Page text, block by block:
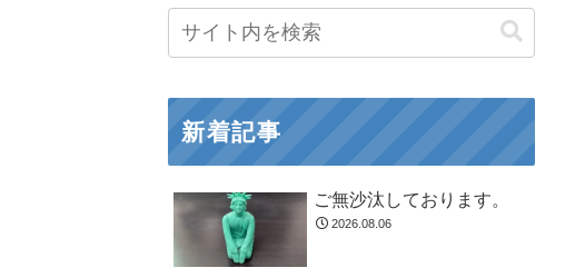
新着記事
ご無沙汰しております。
2026.08.06